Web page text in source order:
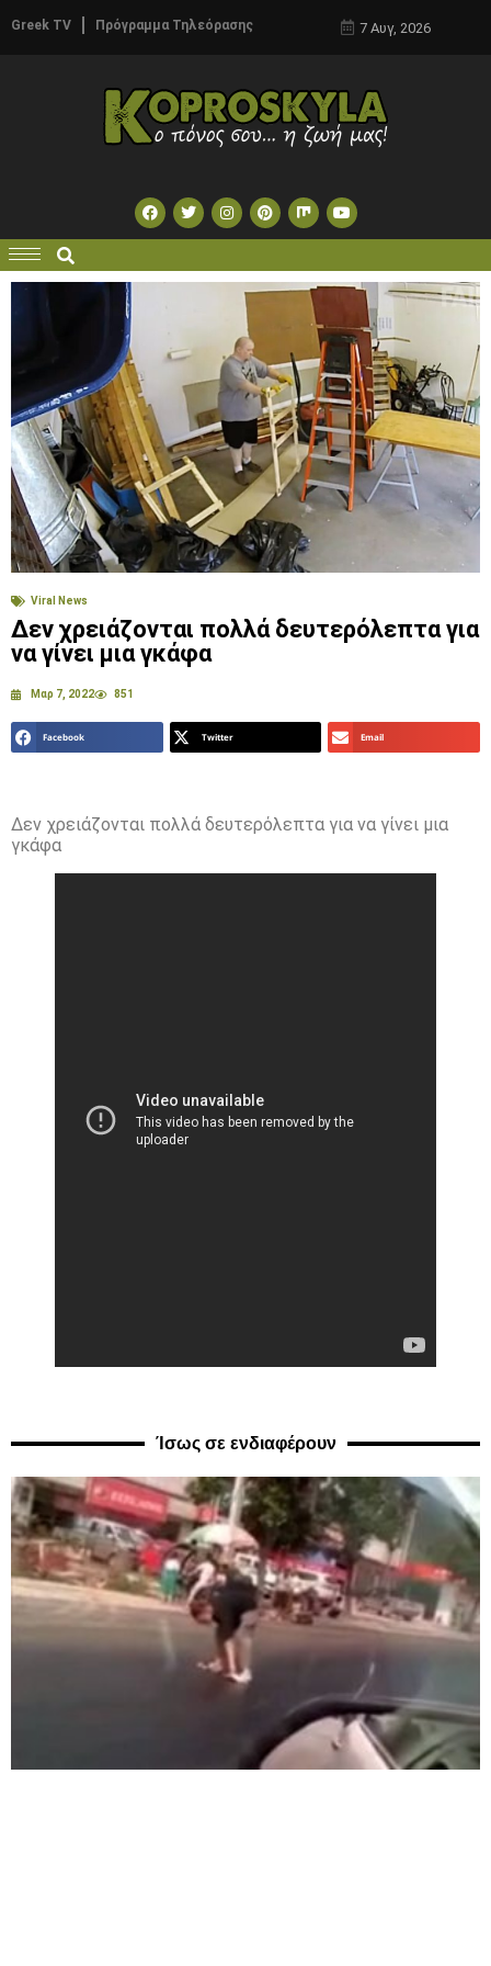
Greek TV Πρόγραμμα Τηλεόρασης 7 Αυγ, 2026
Viral News
Δεν χρειάζονται πολλά δευτερόλεπτα για
να γίνει μια γκάφα
Μαρ 7, 2022 851
Facebook Twitter Email
Δεν χρειάζονται πολλά δευτερόλεπτα για να γίνει μια
γκάφα
Ίσως σε ενδιαφέρουν